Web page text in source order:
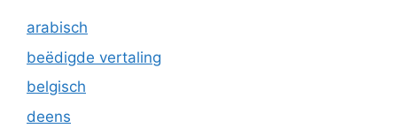
arabisch
beëdigde vertaling
belgisch
deens